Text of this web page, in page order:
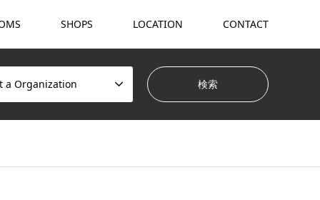
SHOPS LOCATION CONTACT
a Organization